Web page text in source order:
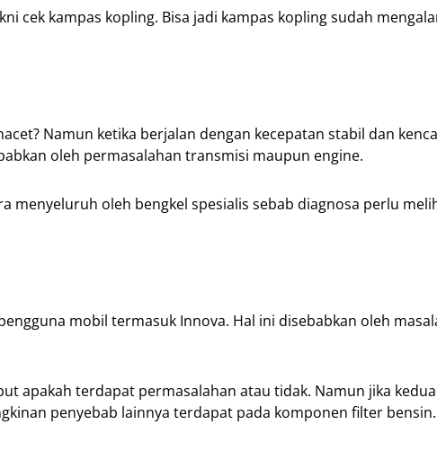
cek kampas kopling. Bisa jadi kampas kopling sudah
Namun ketika berjalan dengan kecepatan stabil dan
oleh permasalahan transmisi maupun engine.
menyeluruh oleh bengkel spesialis sebab diagnosa perlu
mobil termasuk Innova. Hal ini disebabkan oleh
apakah terdapat permasalahan atau tidak. Namun jika
penyebab lainnya terdapat pada komponen filter bensin.